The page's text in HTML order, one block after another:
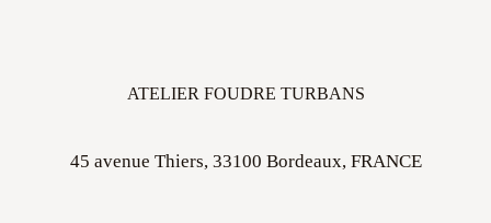
ATELIER FOUDRE TURBANS
45 avenue Thiers, 33100 Bordeaux, FRANCE